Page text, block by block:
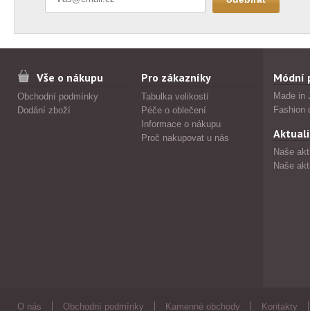
Vše o nákupu
Obchodní podmínky
Dodání zboží
Pro zákazníky
Tabulka velikostí
Péče o oblečení
Informace o nákupu
Proč nakupovat u nás
Módní
Made in
Fashion
Naše
Naše
O nás Obchodní podmínky Kamenné obchody Kontakty